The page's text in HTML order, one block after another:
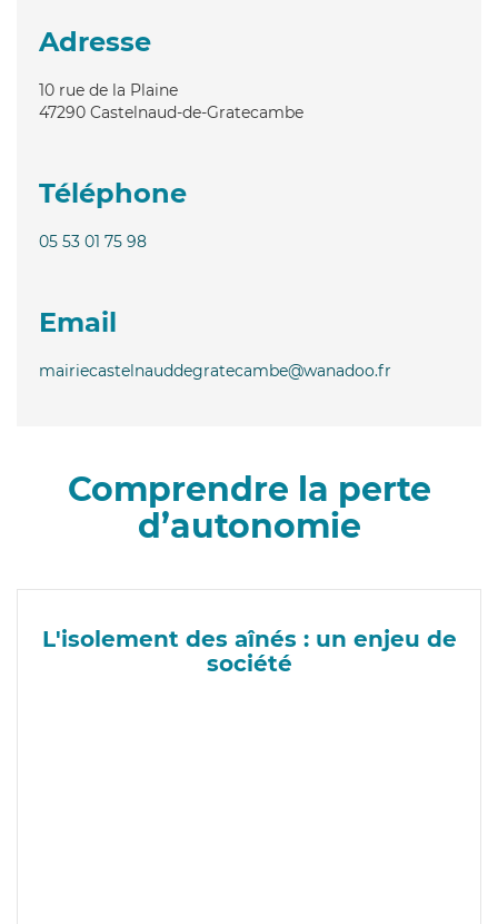
Adresse
10 rue de la Plaine
47290 Castelnaud-de-Gratecambe
Téléphone
05 53 01 75 98
Email
mairiecastelnauddegratecambe@wanadoo.fr
Comprendre la perte
d’autonomie
L'isolement des aînés : un enjeu de
société